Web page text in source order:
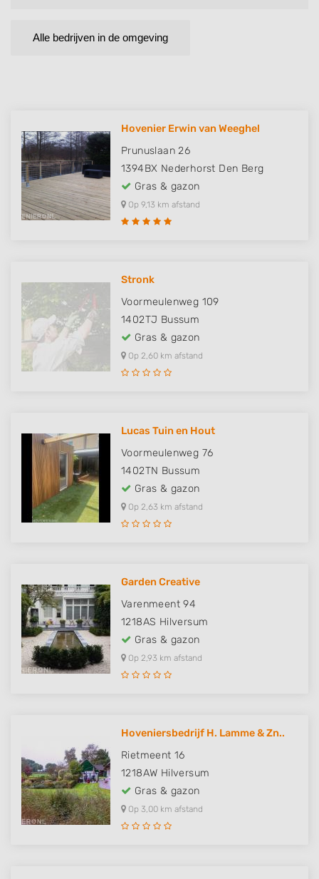
Alle bedrijven in de omgeving
Hovenier Erwin van Weeghel
Prunuslaan 26
1394BX Nederhorst Den Berg
Gras & gazon
Op 9,13 km afstand
Stronk
Voormeulenweg 109
1402TJ Bussum
Gras & gazon
Op 2,60 km afstand
Lucas Tuin en Hout
Voormeulenweg 76
1402TN Bussum
Gras & gazon
Op 2,63 km afstand
Garden Creative
Varenmeent 94
1218AS Hilversum
Gras & gazon
Op 2,93 km afstand
Hoveniersbedrijf H. Lamme & Zn..
Rietmeent 16
1218AW Hilversum
Gras & gazon
Op 3,00 km afstand